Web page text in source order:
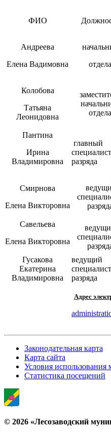
ФИО
Андреева
Елена Вадимовна
отдела
Колобова
Татьяна
Леонидовна
отдела
Пантина
Ирина
Владимировна
главный
разряда
Смирнова
Елена Викторовна
Савельева
Елена Викторовна
Гусакова
Екатерина
Владимировна
ведущий
разряда
Адрес
Законодательная карта
Карта сайта
Условия использования
Статистика посещений
© 2026 «Лесозаводский